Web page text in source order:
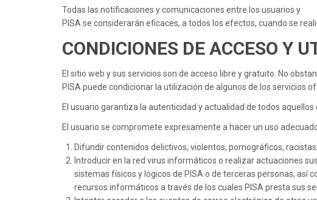
Todas las notificaciones y comunicaciones entre los usuarios y
PISA se considerarán eficaces, a todos los efectos, cuando se
CONDICIONES DE ACCESO Y
El sitio web y sus servicios son de acceso libre y gratuito. No
PISA puede condicionar la utilización de algunos de los servicios
El usuario garantiza la autenticidad y actualidad de todos
El usuario se compromete expresamente a hacer un uso
Difundir contenidos delictivos, violentos, pornográficos,
Introducir en la red virus informáticos o realizar actuaciones
sistemas físicos y lógicos de PISA o de terceras personas; así
recursos informáticos a través de los cuales PISA presta sus